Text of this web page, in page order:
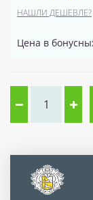
НАШЛИ ДЕШЕВЛЕ?
Цена в